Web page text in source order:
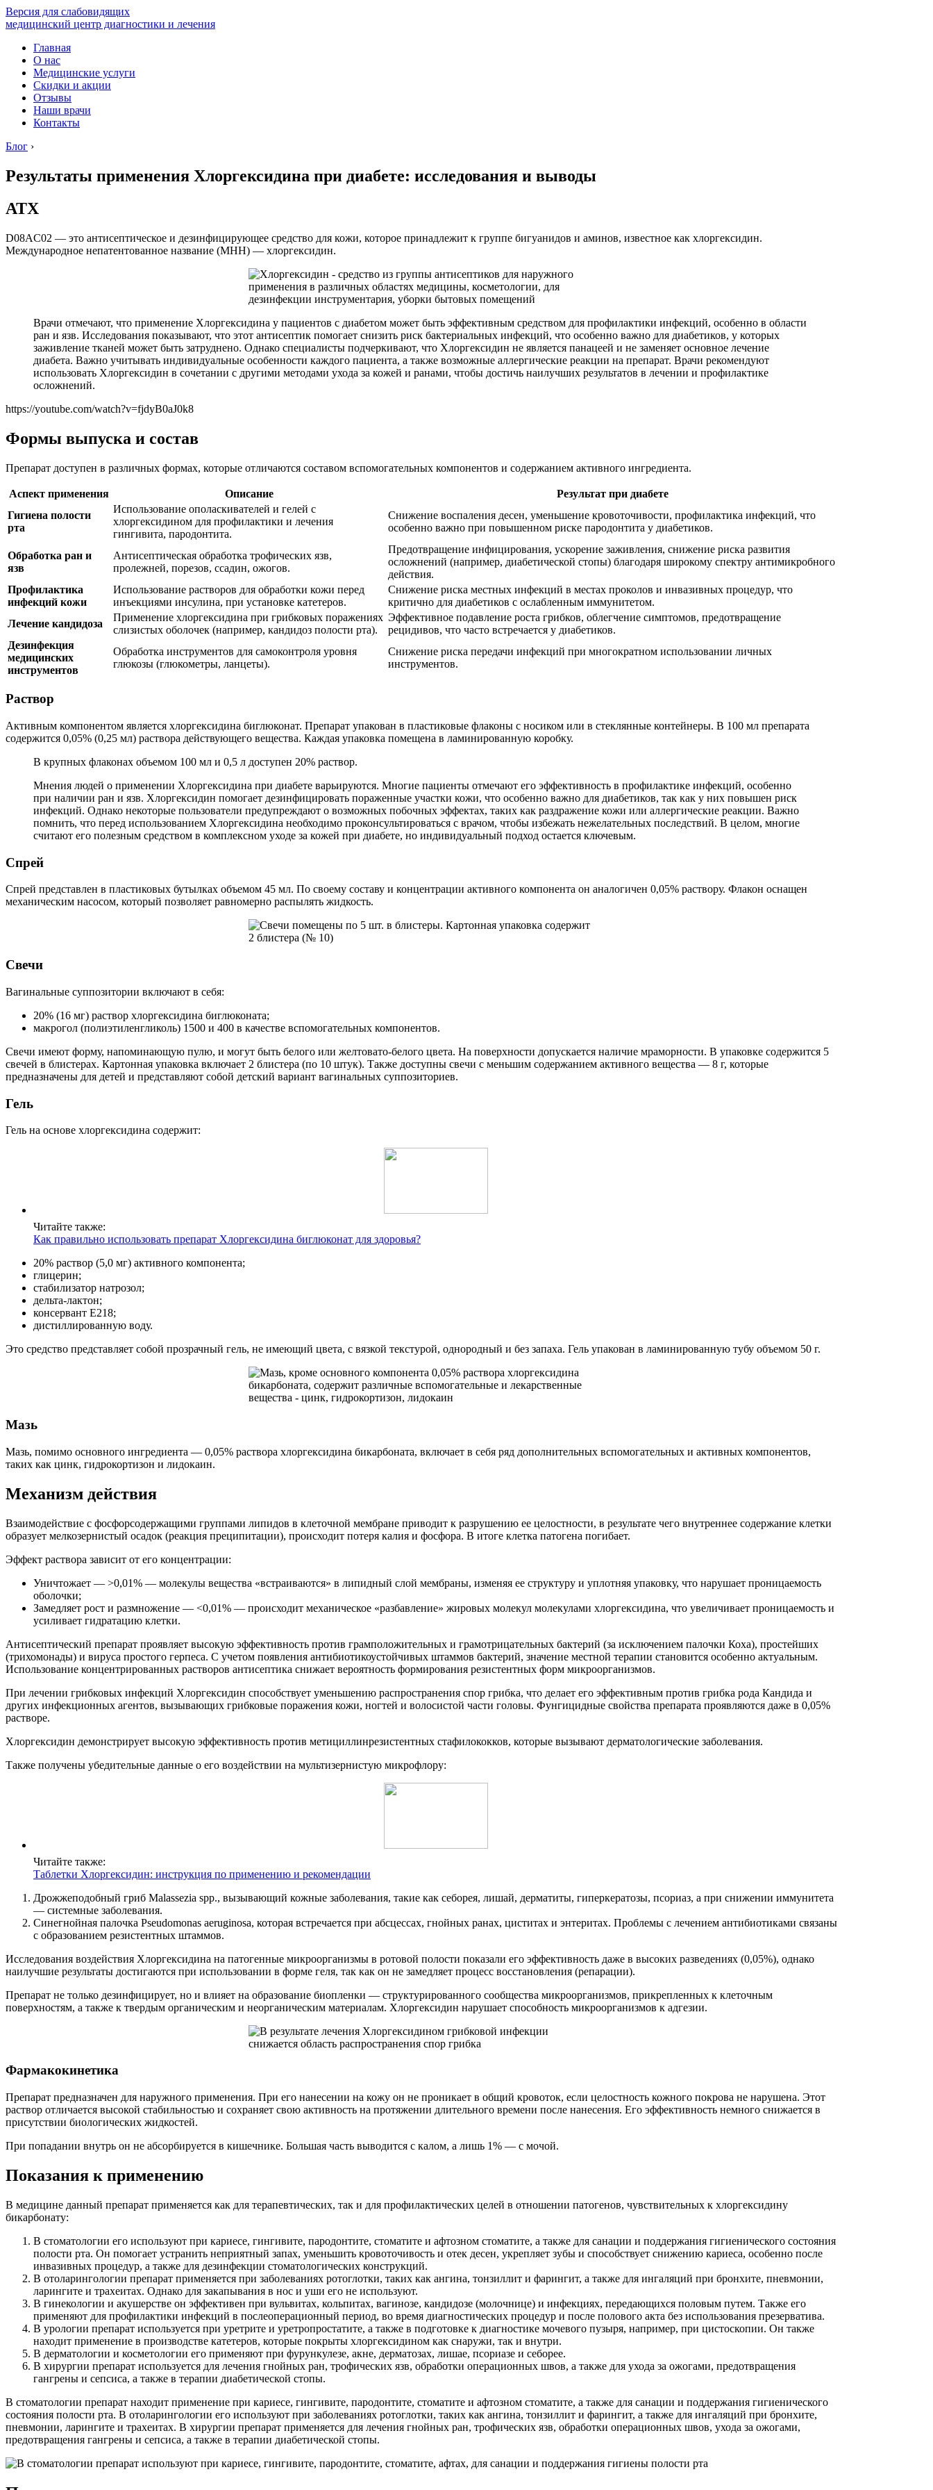
Версия для слабовидящих
медицинский центр диагностики и лечения
Главная
О нас
Медицинские услуги
Скидки и акции
Отзывы
Наши врачи
Контакты
Блог ›
Результаты применения Хлоргексидина при диабете: исследования и выводы
АТХ
D08AC02 — это антисептическое и дезинфицирующее средство для кожи, которое принадлежит к группе бигуанидов и аминов, известное как хлоргексидин.
Международное непатентованное название (МНН) — хлоргексидин.
Врачи отмечают, что применение Хлоргексидина у пациентов с диабетом может быть эффективным средством для профилактики инфекций, особенно в области
ран и язв. Исследования показывают, что этот антисептик помогает снизить риск бактериальных инфекций, что особенно важно для диабетиков, у которых
заживление тканей может быть затруднено. Однако специалисты подчеркивают, что Хлоргексидин не является панацеей и не заменяет основное лечение
диабета. Важно учитывать индивидуальные особенности каждого пациента, а также возможные аллергические реакции на препарат. Врачи рекомендуют
использовать Хлоргексидин в сочетании с другими методами ухода за кожей и ранами, чтобы достичь наилучших результатов в лечении и профилактике
осложнений.
https://youtube.com/watch?v=fjdyB0aJ0k8
Формы выпуска и состав
Препарат доступен в различных формах, которые отличаются составом вспомогательных компонентов и содержанием активного ингредиента.
Аспект применения Описание
Результат при диабете
Гигиена полости
рта
Использование ополаскивателей и гелей с
хлоргексидином для профилактики и лечения
гингивита, пародонтита.
Снижение воспаления десен, уменьшение кровоточивости, профилактика инфекций, что
особенно важно при повышенном риске пародонтита у диабетиков.
Обработка ран и
язв
Антисептическая обработка трофических язв,
пролежней, порезов, ссадин, ожогов.
Предотвращение инфицирования, ускорение заживления, снижение риска развития
осложнений (например, диабетической стопы) благодаря широкому спектру антимикробного
действия.
Профилактика
инфекций кожи
Использование растворов для обработки кожи перед
инъекциями инсулина, при установке катетеров.
Снижение риска местных инфекций в местах проколов и инвазивных процедур, что
критично для диабетиков с ослабленным иммунитетом.
Лечение кандидоза
Применение хлоргексидина при грибковых поражениях
слизистых оболочек (например, кандидоз полости рта).
Эффективное подавление роста грибков, облегчение симптомов, предотвращение
рецидивов, что часто встречается у диабетиков.
Дезинфекция
медицинских
инструментов
Обработка инструментов для самоконтроля уровня
глюкозы (глюкометры, ланцеты).
Снижение риска передачи инфекций при многократном использовании личных
инструментов.
Раствор
Активным компонентом является хлоргексидина биглюконат. Препарат упакован в пластиковые флаконы с носиком или в стеклянные контейнеры. В 100 мл препарата
содержится 0,05% (0,25 мл) раствора действующего вещества. Каждая упаковка помещена в ламинированную коробку.
В крупных флаконах объемом 100 мл и 0,5 л доступен 20% раствор.
Мнения людей о применении Хлоргексидина при диабете варьируются. Многие пациенты отмечают его эффективность в профилактике инфекций, особенно
при наличии ран и язв. Хлоргексидин помогает дезинфицировать пораженные участки кожи, что особенно важно для диабетиков, так как у них повышен риск
инфекций. Однако некоторые пользователи предупреждают о возможных побочных эффектах, таких как раздражение кожи или аллергические реакции. Важно
помнить, что перед использованием Хлоргексидина необходимо проконсультироваться с врачом, чтобы избежать нежелательных последствий. В целом, многие
считают его полезным средством в комплексном уходе за кожей при диабете, но индивидуальный подход остается ключевым.
Спрей
Спрей представлен в пластиковых бутылках объемом 45 мл. По своему составу и концентрации активного компонента он аналогичен 0,05% раствору. Флакон оснащен
механическим насосом, который позволяет равномерно распылять жидкость.
Свечи
Вагинальные суппозитории включают в себя:
20% (16 мг) раствор хлоргексидина биглюконата;
макрогол (полиэтиленгликоль) 1500 и 400 в качестве вспомогательных компонентов.
Свечи имеют форму, напоминающую пулю, и могут быть белого или желтовато-белого цвета. На поверхности допускается наличие мраморности. В упаковке содержится 5
свечей в блистерах. Картонная упаковка включает 2 блистера (по 10 штук). Также доступны свечи с меньшим содержанием активного вещества — 8 г, которые
предназначены для детей и представляют собой детский вариант вагинальных суппозиториев.
Гель
Гель на основе хлоргексидина содержит:
Читайте также:
Как правильно использовать препарат Хлоргексидина биглюконат для здоровья?
20% раствор (5,0 мг) активного компонента;
глицерин;
стабилизатор натрозол;
дельта-лактон;
консервант Е218;
дистиллированную воду.
Это средство представляет собой прозрачный гель, не имеющий цвета, с вязкой текстурой, однородный и без запаха. Гель упакован в ламинированную тубу объемом 50 г.
Мазь
Мазь, помимо основного ингредиента — 0,05% раствора хлоргексидина бикарбоната, включает в себя ряд дополнительных вспомогательных и активных компонентов,
таких как цинк, гидрокортизон и лидокаин.
Механизм действия
Взаимодействие с фосфорсодержащими группами липидов в клеточной мембране приводит к разрушению ее целостности, в результате чего внутреннее содержание клетки
образует мелкозернистый осадок (реакция преципитации), происходит потеря калия и фосфора. В итоге клетка патогена погибает.
Эффект раствора зависит от его концентрации:
Уничтожает — >0,01% — молекулы вещества «встраиваются» в липидный слой мембраны, изменяя ее структуру и уплотняя упаковку, что нарушает проницаемость
оболочки;
Замедляет рост и размножение — <0,01% — происходит механическое «разбавление» жировых молекул молекулами хлоргексидина, что увеличивает проницаемость и
усиливает гидратацию клетки.
Антисептический препарат проявляет высокую эффективность против грамположительных и грамотрицательных бактерий (за исключением палочки Коха), простейших
(трихомонады) и вируса простого герпеса. С учетом появления антибиотикоустойчивых штаммов бактерий, значение местной терапии становится особенно актуальным.
Использование концентрированных растворов антисептика снижает вероятность формирования резистентных форм микроорганизмов.
При лечении грибковых инфекций Хлоргексидин способствует уменьшению распространения спор грибка, что делает его эффективным против грибка рода Кандида и
других инфекционных агентов, вызывающих грибковые поражения кожи, ногтей и волосистой части головы. Фунгицидные свойства препарата проявляются даже в 0,05%
растворе.
Хлоргексидин демонстрирует высокую эффективность против метициллинрезистентных стафилококков, которые вызывают дерматологические заболевания.
Также получены убедительные данные о его воздействии на мультизернистую микрофлору:
Читайте также:
Таблетки Хлоргексидин: инструкция по применению и рекомендации
Дрожжеподобный гриб Malassezia spp., вызывающий кожные заболевания, такие как себорея, лишай, дерматиты, гиперкератозы, псориаз, а при снижении иммунитета
— системные заболевания.
Синегнойная палочка Pseudomonas aeruginosa, которая встречается при абсцессах, гнойных ранах, циститах и энтеритах. Проблемы с лечением антибиотиками связаны
с образованием резистентных штаммов.
Исследования воздействия Хлоргексидина на патогенные микроорганизмы в ротовой полости показали его эффективность даже в высоких разведениях (0,05%), однако
наилучшие результаты достигаются при использовании в форме геля, так как он не замедляет процесс восстановления (репарации).
Препарат не только дезинфицирует, но и влияет на образование биопленки — структурированного сообщества микроорганизмов, прикрепленных к клеточным
поверхностям, а также к твердым органическим и неорганическим материалам. Хлоргексидин нарушает способность микроорганизмов к адгезии.
Фармакокинетика
Препарат предназначен для наружного применения. При его нанесении на кожу он не проникает в общий кровоток, если целостность кожного покрова не нарушена. Этот
раствор отличается высокой стабильностью и сохраняет свою активность на протяжении длительного времени после нанесения. Его эффективность немного снижается в
присутствии биологических жидкостей.
При попадании внутрь он не абсорбируется в кишечнике. Большая часть выводится с калом, а лишь 1% — с мочой.
Показания к применению
В медицине данный препарат применяется как для терапевтических, так и для профилактических целей в отношении патогенов, чувствительных к хлоргексидину
бикарбонату:
В стоматологии его используют при кариесе, гингивите, пародонтите, стоматите и афтозном стоматите, а также для санации и поддержания гигиенического состояния
полости рта. Он помогает устранить неприятный запах, уменьшить кровоточивость и отек десен, укрепляет зубы и способствует снижению кариеса, особенно после
инвазивных процедур, а также для дезинфекции стоматологических конструкций.
В отоларингологии препарат применяется при заболеваниях ротоглотки, таких как ангина, тонзиллит и фарингит, а также для ингаляций при бронхите, пневмонии,
ларингите и трахеитах. Однако для закапывания в нос и уши его не используют.
В гинекологии и акушерстве он эффективен при вульвитах, кольпитах, вагинозе, кандидозе (молочнице) и инфекциях, передающихся половым путем. Также его
применяют для профилактики инфекций в послеоперационный период, во время диагностических процедур и после полового акта без использования презерватива.
В урологии препарат используется при уретрите и уретропростатите, а также в подготовке к диагностике мочевого пузыря, например, при цистоскопии. Он также
находит применение в производстве катетеров, которые покрыты хлоргексидином как снаружи, так и внутри.
В дерматологии и косметологии его применяют при фурункулезе, акне, дерматозах, лишае, псориазе и себорее.
В хирургии препарат используется для лечения гнойных ран, трофических язв, обработки операционных швов, а также для ухода за ожогами, предотвращения
гангрены и сепсиса, а также в терапии диабетической стопы.
В стоматологии препарат находит применение при кариесе, гингивите, пародонтите, стоматите и афтозном стоматите, а также для санации и поддержания гигиенического
состояния полости рта. В отоларингологии его используют при заболеваниях ротоглотки, таких как ангина, тонзиллит и фарингит, а также для ингаляций при бронхите,
пневмонии, ларингите и трахеитах. В хирургии препарат применяется для лечения гнойных ран, трофических язв, обработки операционных швов, ухода за ожогами,
предотвращения гангрены и сепсиса, а также в терапии диабетической стопы.